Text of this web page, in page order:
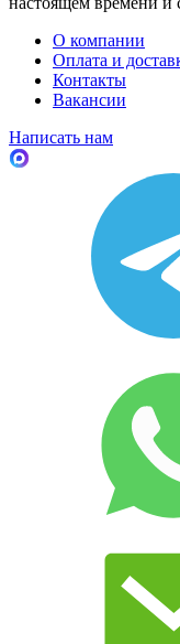
О компании
Оплата и
Контакты
Вакансии
Написать нам